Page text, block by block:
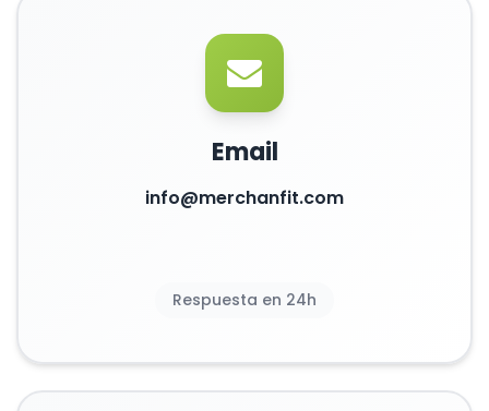
Email
info@merchanfit.com
Respuesta en 24h